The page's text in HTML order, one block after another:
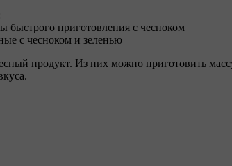
быстрого приготовления с чесноком
продукт. Из них можно приготовить